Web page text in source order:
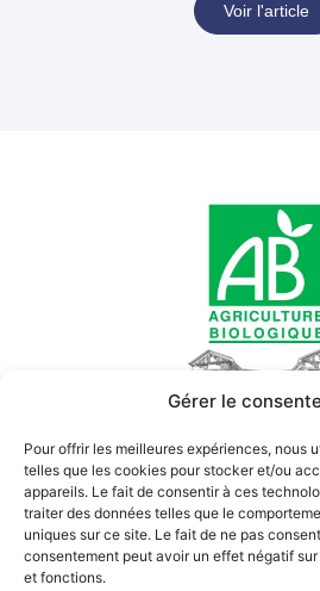
Gérer le
Pour offrir les meilleures expériences, nous
telles que les cookies pour stocker et/ou
appareils. Le fait de consentir à ces
traiter des données telles que le
uniques sur ce site. Le fait de ne pas
consentement peut avoir un effet négatif
et fonctions.
Voir l'article
Vins biologiques de Bourgogne,
2007.
Découvrez nos cuvées
vivant.